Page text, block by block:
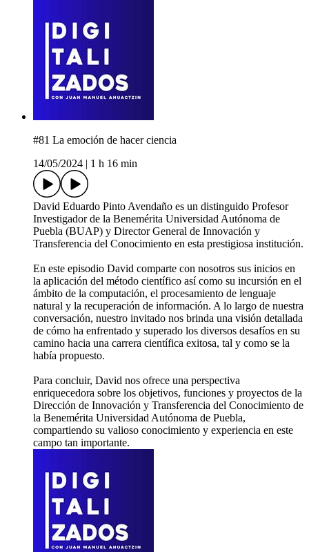
#81 La emoción de hacer ciencia
14/05/2024
1 h 16 min
David Eduardo Pinto Avendaño es un distinguido Profesor
Investigador de la Benemérita Universidad Autónoma de
Puebla (BUAP) y Director General de Innovación y
Transferencia del Conocimiento en esta prestigiosa institución.
En este episodio David comparte con nosotros sus inicios en
la aplicación del método científico así como su incursión en el
ámbito de la computación, el procesamiento de lenguaje
natural y la recuperación de información. A lo largo de nuestra
conversación, nuestro invitado nos brinda una visión detallada
de cómo ha enfrentado y superado los diversos desafíos en su
camino hacia una carrera científica exitosa, tal y como se la
había propuesto.
Para concluir, David nos ofrece una perspectiva
enriquecedora sobre los objetivos, funciones y proyectos de la
Dirección de Innovación y Transferencia del Conocimiento de
la Benemérita Universidad Autónoma de Puebla,
compartiendo su valioso conocimiento y experiencia en este
campo tan importante.